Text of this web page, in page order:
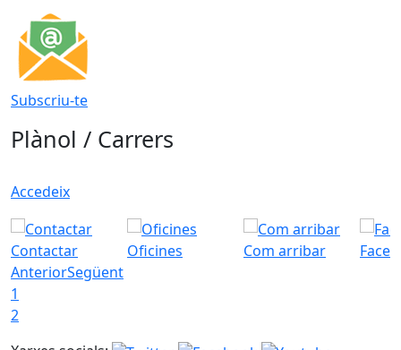
Subscriu-te
Plànol / Carrers
Accedeix
Contactar Oficines Com arribar
AnteriorSegüent
1
2